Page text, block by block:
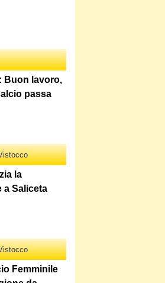
Buon lavoro,
passa
la
a Saliceta
Femminile